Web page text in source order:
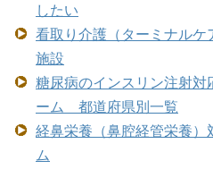
したい
看取り介護（ターミナル
施設
糖尿病のインスリン注射
ーム 都道府県別一覧
経鼻栄養（鼻腔経管栄養
ム